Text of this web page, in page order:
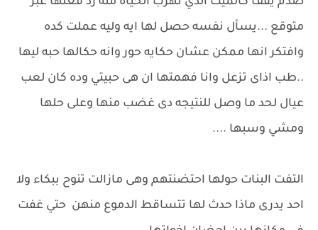
متوقع ...يسأل نفسه حصل لها ايه وليه عملت كده
وافتكر انها ممكن عشان حكايه حور وانه حكالها حبه ليها
..طب اذاى تزعل وانا فهمتها ان هى حبيتي وده كان لعب
عيال لحد ما وصل للنتيجه دى غضب منها وعلى حلها
ومشي وسبها ....
التفت البنات حولها احتضنتهم وهى مازالت تنوح ببكاء ولا
احد يدرى ماذا حدث لها تتساقط الدموع منهن حتي غفت